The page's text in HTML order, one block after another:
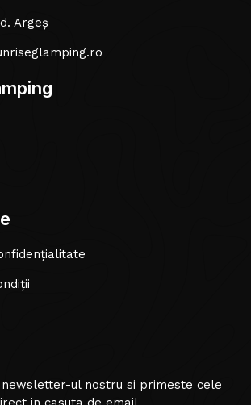
Argeș
ul nostru si primeste cele